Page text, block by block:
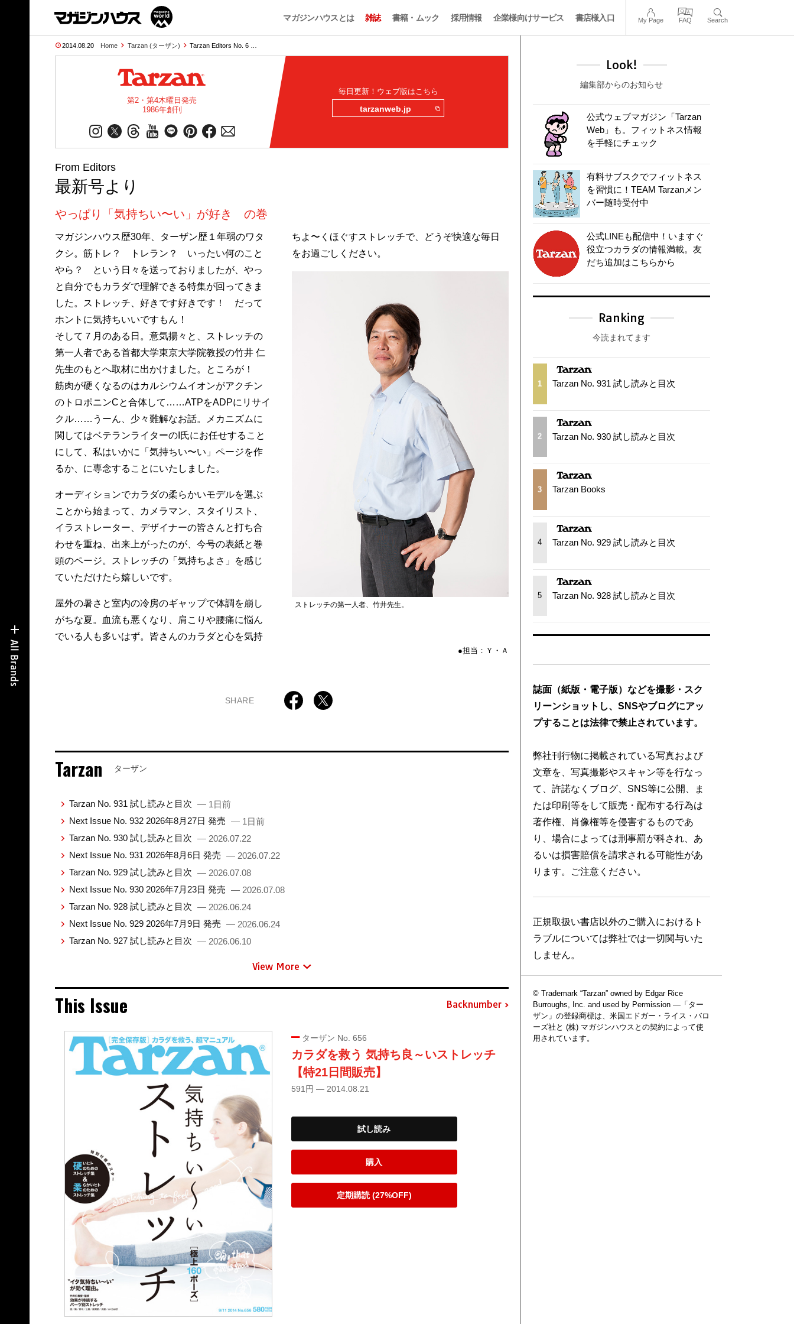
マガジンハウスとは 雑誌 書籍・ムック 採用情報 企業様向けサービス 書店様入口 My Page FAQ Search
2014.08.20 Home Tarzan (ターザン) Tarzan Editors No. 6 …
第2・第4木曜日発売
1986年創刊
毎日更新！ウェブ版はこちら
tarzanweb.jp
From Editors
最新号より
やっぱり「気持ちい〜い」が好き の巻
マガジンハウス歴30年、ターザン歴１年弱のワタ
クシ。筋トレ？ トレラン？ いったい何のこと
やら？ という日々を送っておりましたが、やっ
と自分でもカラダで理解できる特集が回ってきま
した。ストレッチ、好きです好きです！ だって
ホントに気持ちいいですもん！
そして７月のある日。意気揚々と、ストレッチの
第一人者である首都大学東京大学院教授の竹井 仁
先生のもとへ取材に出かけました。ところが！
筋肉が硬くなるのはカルシウムイオンがアクチン
のトロポニンCと合体して……ATPをADPにリサイ
クル……うーん、少々難解なお話。メカニズムに
関してはベテランライターのI氏にお任せすること
にして、私はいかに「気持ちい〜い」ページを作
るか、に専念することにいたしました。
オーディションでカラダの柔らかいモデルを選ぶ
ことから始まって、カメラマン、スタイリスト、
イラストレーター、デザイナーの皆さんと打ち合
わせを重ね、出来上がったのが、今号の表紙と巻
頭のページ。ストレッチの「気持ちよさ」を感じ
ていただけたら嬉しいです。
屋外の暑さと室内の冷房のギャップで体調を崩し
がちな夏。血流も悪くなり、肩こりや腰痛に悩ん
でいる人も多いはず。皆さんのカラダと心を気持
ちよ〜くほぐすストレッチで、どうぞ快適な毎日
をお過ごしください。
ストレッチの第一人者、竹井先生。
●担当：Ｙ・Ａ
SHARE
Tarzan ターザン
Tarzan No. 931 試し読みと目次 — 1日前
Next Issue No. 932 2026年8月27日 発売 — 1日前
Tarzan No. 930 試し読みと目次 — 2026.07.22
Next Issue No. 931 2026年8月6日 発売 — 2026.07.22
Tarzan No. 929 試し読みと目次 — 2026.07.08
Next Issue No. 930 2026年7月23日 発売 — 2026.07.08
Tarzan No. 928 試し読みと目次 — 2026.06.24
Next Issue No. 929 2026年7月9日 発売 — 2026.06.24
Tarzan No. 927 試し読みと目次 — 2026.06.10
View More
This Issue Backnumber
ターザン No. 656
カラダを救う 気持ち良～いストレッチ
【特21日間販売】
591円 — 2014.08.21
試し読み
購入
定期購読 (27%OFF)
Look!
編集部からのお知らせ
公式ウェブマガジン「Tarzan
Web」も。フィットネス情報
を手軽にチェック
有料サブスクでフィットネス
を習慣に！TEAM Tarzanメン
バー随時受付中
公式LINEも配信中！いますぐ
役立つカラダの情報満載。友
だち追加はこちらから
Ranking
今読まれてます
1 Tarzan No. 931 試し読みと目次
2 Tarzan No. 930 試し読みと目次
3 Tarzan Books
4 Tarzan No. 929 試し読みと目次
5 Tarzan No. 928 試し読みと目次
誌面（紙版・電子版）などを撮影・スク
リーンショットし、SNSやブログにアッ
プすることは法律で禁止されています。
弊社刊行物に掲載されている写真および
文章を、写真撮影やスキャン等を行なっ
て、許諾なくブログ、SNS等に公開、ま
たは印刷等をして販売・配布する行為は
著作権、肖像権等を侵害するものであ
り、場合によっては刑事罰が科され、あ
るいは損害賠償を請求される可能性があ
ります。ご注意ください。
正規取扱い書店以外のご購入におけるト
ラブルについては弊社では一切関与いた
しません。
© Trademark “Tarzan” owned by Edgar Rice
Burroughs, Inc. and used by Permission —「ター
ザン」の登録商標は、米国エドガー・ライス・バロ
ーズ社と (株) マガジンハウスとの契約によって使
用されています。